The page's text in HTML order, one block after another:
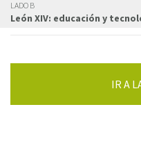
LADO B
León XIV: educación y
IR A